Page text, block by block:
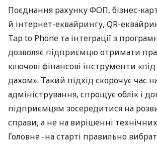
Поєднання рахунку ФОП, бізнес-
й інтернет-еквайрингу, QR-
Tap to Phone та інтеграції з
дозволяє підприємцю отримати
ключові фінансові інструменти
дахом». Такий підхід скорочує час
адміністрування, спрощує облік і
підприємцям зосередитися на
справи, а не на вирішенні
Головне -на старті правильно